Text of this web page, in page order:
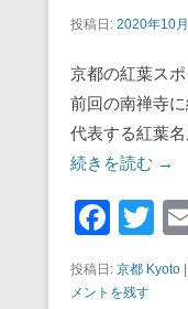
投稿日: 2020年10
京都の紅葉スポ
前回の南禅寺
代表する紅葉
続きを読む →
F
a
c
T
tt
投稿日: 京都 Kyoto |
メントを残す